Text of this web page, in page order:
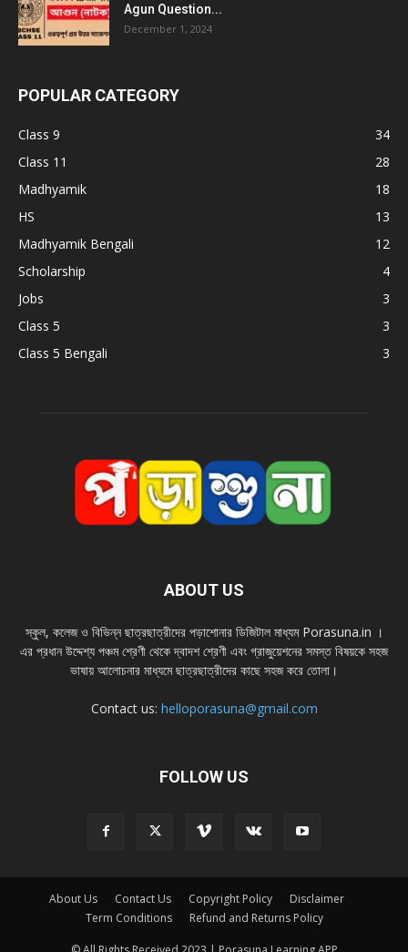
Agun Question...
December 1, 2024
POPULAR CATEGORY
Class 9
34
Class 11
28
Madhyamik
18
HS
13
Madhyamik Bengali
12
Scholarship
4
Jobs
3
Class 5
3
Class 5 Bengali
3
ABOUT US
স্কুল, কলেজ ও বিভিন্ন ছাত্রছাত্রীদের পড়াশোনার ডিজিটাল মাধ্যম Porasuna.in ।
এর প্রধান উদ্দেশ্য পঞ্চম শ্রেণী থেকে দ্বাদশ শ্রেণী এবং গ্রাজুয়েশনের সমস্ত বিষয়কে সহজ
ভাষায় আলোচনার মাধ্যমে ছাত্রছাত্রীদের কাছে সহজ করে তোলা।
Contact us: helloporasuna@gmail.com
FOLLOW US
About Us Contact Us Copyright Policy
Disclaimer
Term Conditions
Refund and Returns Policy